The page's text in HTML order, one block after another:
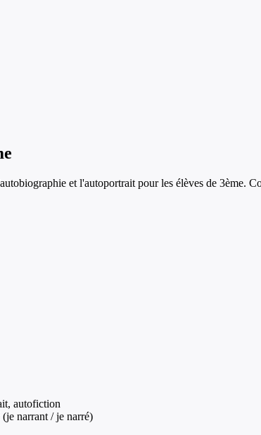
et l'autoportrait pour les élèves de 3ème.
autofiction
narrant / je narré)